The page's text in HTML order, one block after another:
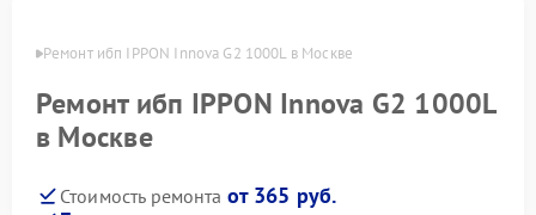
Ремонт ибп IPPON Innova G2 1000L в Москве
Ремонт ибп IPPON Innova G2 1000L
в Москве
Стоимость ремонта от 365 руб.